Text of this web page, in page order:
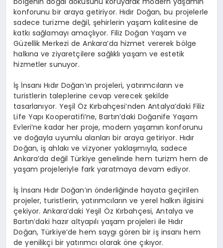
konforunu bir araya getiriyor. Hıdır Doğan, bu projelerle
sadece turizme değil, şehirlerin yaşam kalitesine de
katkı sağlamayı amaçlıyor. Filiz Doğan Yaşam ve
Güzellik Merkezi de Ankara’da hizmet vererek bölge
halkına ve ziyaretçilere sağlıklı yaşam ve estetik
hizmetler sunuyor.
İş İnsanı Hıdır Doğan’ın projeleri, yatırımcıların ve
turistlerin taleplerine cevap verecek şekilde
tasarlanıyor. Yeşil Öz Kırbahçesi’nden Antalya’daki Filiz
Life Yapı Kooperatifi’ne, Bartın’daki Doğanife Yaşam
Evleri’ne kadar her proje, modern yaşamın konforunu
ve doğayla uyumlu alanları bir araya getiriyor. Hıdır
Doğan, iş ahlakı ve vizyoner yaklaşımıyla, sadece
Ankara’da değil Türkiye genelinde hem turizm hem de
yaşam projeleriyle fark yaratmaya devam ediyor.
İş İnsanı Hıdır Doğan’ın önderliğinde hayata geçirilen
projeler, turistlerin, yatırımcıların ve yerel halkın ilgisini
çekiyor. Ankara’daki Yeşil Öz Kırbahçesi, Antalya ve
Bartın’daki hazır altyapılı yaşam projeleri ile Hıdır
Doğan, Türkiye’de hem saygı gören bir iş insanı hem
de yenilikçi bir yatırımcı olarak öne çıkıyor.